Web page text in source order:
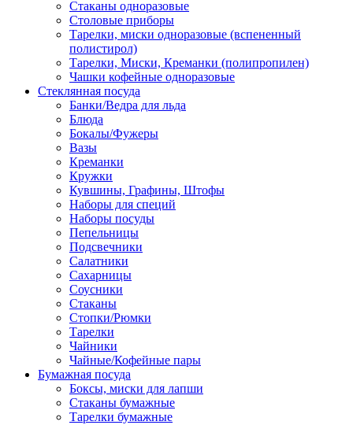
Стаканы одноразовые
Столовые приборы
Тарелки, миски одноразовые (вспененный
полистирол)
Тарелки, Миски, Креманки (полипропилен)
Чашки кофейные одноразовые
Стеклянная посуда
Банки/Ведра для льда
Блюда
Бокалы/Фужеры
Вазы
Креманки
Кружки
Кувшины, Графины, Штофы
Наборы для специй
Наборы посуды
Пепельницы
Подсвечники
Салатники
Сахарницы
Соусники
Стаканы
Стопки/Рюмки
Тарелки
Чайники
Чайные/Кофейные пары
Бумажная посуда
Боксы, миски для лапши
Стаканы бумажные
Тарелки бумажные